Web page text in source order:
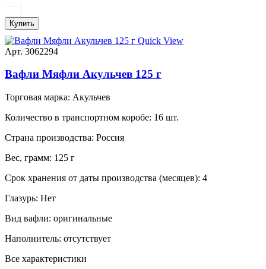
Купить
Quick View
Арт. 3062294
Вафли Мяфли Акульчев 125 г
Торговая марка: Акульчев
Количество в транспортном коробе: 16 шт.
Страна производства: Россия
Вес, грамм: 125 г
Срок хранения от даты производства (месяцев): 4
Глазурь: Нет
Вид вафли: оригинальные
Наполнитель: отсутствует
Все характеристики